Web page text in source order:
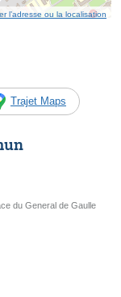
l’adresse ou la localisation
Trajet Maps
du General de Gaulle